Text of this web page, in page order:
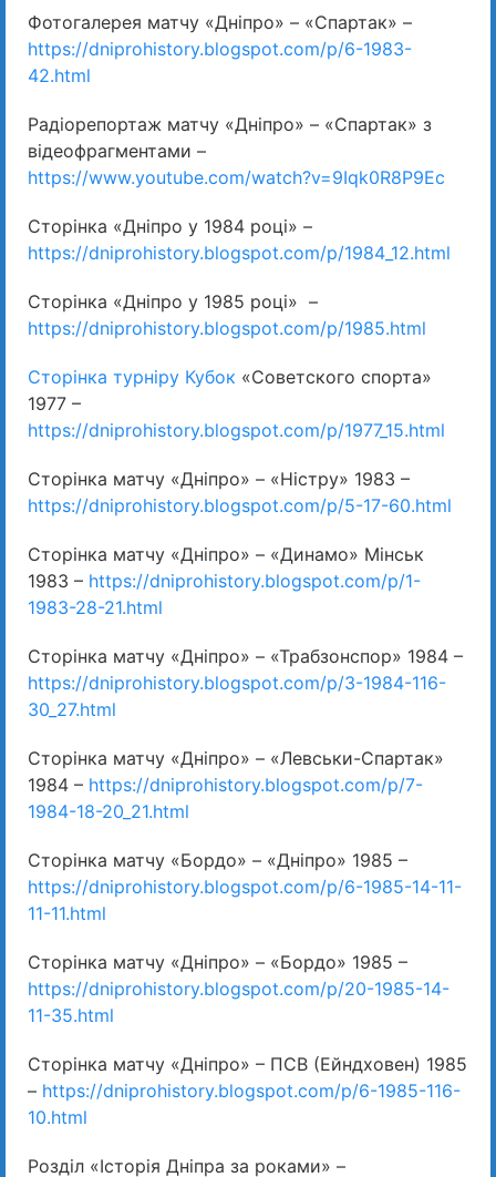
Фотогалерея матчу «Дніпро» – «Спартак» –
https://dniprohistory.blogspot.com/p/6-1983-
42.html
Радіорепортаж матчу «Дніпро» – «Спартак» з
відеофрагментами –
https://www.youtube.com/watch?v=9Iqk0R8P9Ec
Сторінка «Дніпро у 1984 році» –
https://dniprohistory.blogspot.com/p/1984_12.html
Сторінка «Дніпро у 1985 році» –
https://dniprohistory.blogspot.com/p/1985.html
Сторінка турніру Кубок «Советского спорта»
1977 –
https://dniprohistory.blogspot.com/p/1977_15.html
Сторінка матчу «Дніпро» – «Ністру» 1983 –
https://dniprohistory.blogspot.com/p/5-17-60.html
Сторінка матчу «Дніпро» – «Динамо» Мінськ
1983 – https://dniprohistory.blogspot.com/p/1-
1983-28-21.html
Сторінка матчу «Дніпро» – «Трабзонспор» 1984 –
https://dniprohistory.blogspot.com/p/3-1984-116-
30_27.html
Сторінка матчу «Дніпро» – «Левськи-Спартак»
1984 – https://dniprohistory.blogspot.com/p/7-
1984-18-20_21.html
Сторінка матчу «Бордо» – «Дніпро» 1985 –
https://dniprohistory.blogspot.com/p/6-1985-14-11-
11-11.html
Сторінка матчу «Дніпро» – «Бордо» 1985 –
https://dniprohistory.blogspot.com/p/20-1985-14-
11-35.html
Сторінка матчу «Дніпро» – ПСВ (Ейндховен) 1985
– https://dniprohistory.blogspot.com/p/6-1985-116-
10.html
Розділ «Історія Дніпра за роками» –